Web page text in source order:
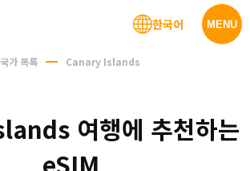
MENU
한국어
가 목록 Canary Islands
여행에 추천하는
eSIM